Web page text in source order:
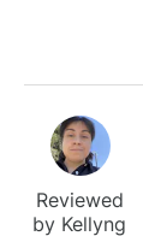
Reviewed
by Kellyng